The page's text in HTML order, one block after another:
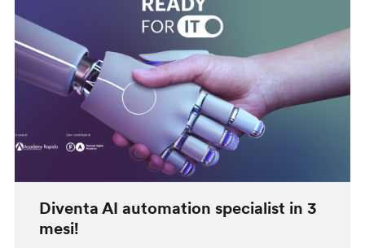
Diventa AI automation specialist in 3
mesi!